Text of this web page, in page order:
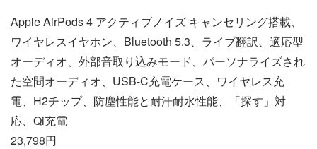
Apple AirPods 4 アクティブノイズ キャンセリング搭載、
ワイヤレスイヤホン、Bluetooth 5.3、ライブ翻訳、適応型
オーディオ、外部音取り込みモード、パーソナライズされ
た空間オーディオ、USB-C充電ケース、ワイヤレス充
電、H2チップ、防塵性能と耐汗耐水性能、「探す」対
応、Qi充電
23,798円